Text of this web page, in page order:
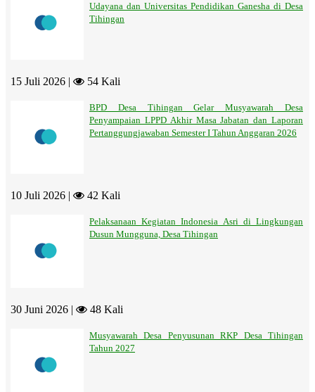
Udayana dan Universitas Pendidikan Ganesha di Desa
Tihingan
15 Juli 2026 | 54 Kali
BPD Desa Tihingan Gelar Musyawarah Desa
Penyampaian LPPD Akhir Masa Jabatan dan Laporan
Pertanggungjawaban Semester I Tahun Anggaran 2026
10 Juli 2026 | 42 Kali
Pelaksanaan Kegiatan Indonesia Asri di Lingkungan
Dusun Mungguna, Desa Tihingan
30 Juni 2026 | 48 Kali
Musyawarah Desa Penyusunan RKP Desa Tihingan
Tahun 2027